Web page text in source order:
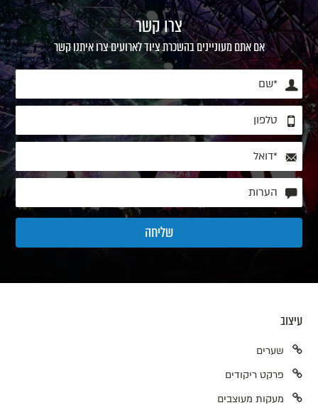
צרו קשר
אם אתם מעוניינים בהשכרת ציוד לארועים צרו איתנו קשר
עיצוב
שערים
פרקט ריקודים
מעקות מעוצבים